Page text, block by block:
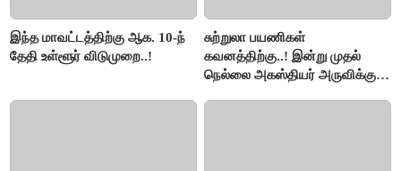
இந்த மாவட்டத்திற்கு ஆக. 10-ந்
தேதி உள்ளூர் விடுமுறை..!
சுற்றுலா பயணிகள்
கவனத்திற்கு..! இன்று முதல்
நெல்லை அகஸ்தியர் அருவிக்கு